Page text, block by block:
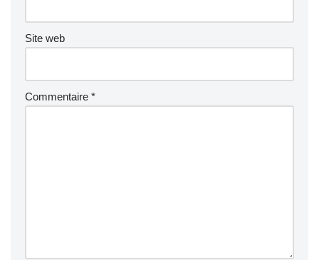
Site web
Commentaire *